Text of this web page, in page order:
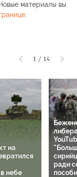
материалы вы
.
1 / 14
на
небе
ради